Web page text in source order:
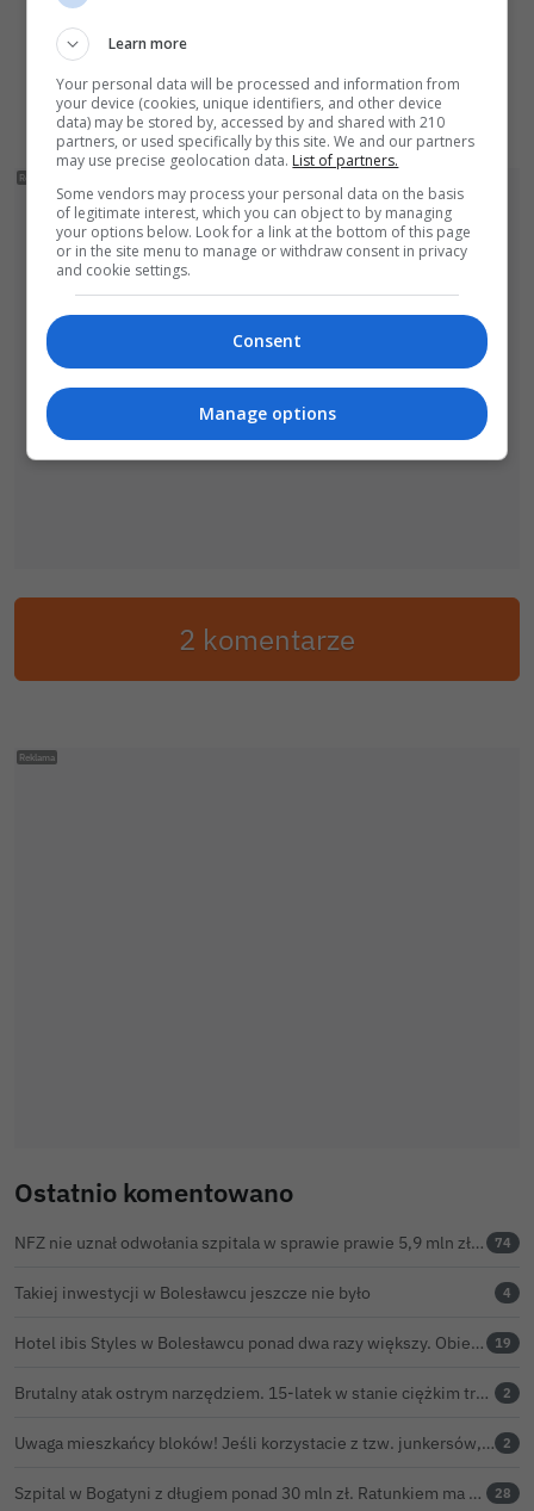
Ostatnio komentowano
NFZ nie uznał odwołania szpitala w sprawie prawie 5,9 mln zł. Barczyk: rozważamy sąd 74
Takiej inwestycji w Bolesławcu jeszcze nie było 4
Hotel ibis Styles w Bolesławcu ponad dwa razy większy. Obiekt ma już 142 pokoje i apartamenty 19
Brutalny atak ostrym narzędziem. 15-latek w stanie ciężkim trafił do szpitala 2
Uwaga mieszkańcy bloków! Jeśli korzystacie z tzw. junkersów, przeczytajcie to koniecznie 2
Szpital w Bogatyni z długiem ponad 30 mln zł. Ratunkiem ma być połączenie z Bolesławcem 28
Urząd Miasta odpowiada na zarzuty ws. ul.
Sokolej. „Droga spełnia wszystkie normy”
Bolesławiec: kalendarz imprez sierpniowych
2 komentarze
Learn more
Your personal data will be processed and information from
your device (cookies, unique identifiers, and other device
data) may be stored by, accessed by and shared with 210
partners, or used specifically by this site. We and our partners
may use precise geolocation data. List of partners.
Some vendors may process your personal data on the basis
of legitimate interest, which you can object to by managing
your options below. Look for a link at the bottom of this page
or in the site menu to manage or withdraw consent in privacy
and cookie settings.
Consent
Manage options